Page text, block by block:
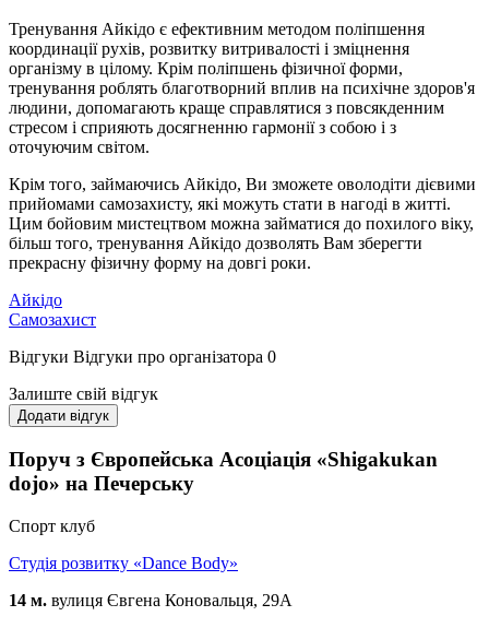
Тренування Айкідо є ефективним методом поліпшення
координації рухів, розвитку витривалості і зміцнення
організму в цілому. Крім поліпшень фізичної форми,
тренування роблять благотворний вплив на психічне здоров'я
людини, допомагають краще справлятися з повсякденним
стресом і сприяють досягненню гармонії з собою і з
оточуючим світом.
Крім того, займаючись Айкідо, Ви зможете оволодіти дієвими
прийомами самозахисту, які можуть стати в нагоді в житті.
Цим бойовим мистецтвом можна займатися до похилого віку,
більш того, тренування Айкідо дозволять Вам зберегти
прекрасну фізичну форму на довгі роки.
Айкідо
Самозахист
Відгуки Відгуки про організатора 0
Залиште свій відгук
Додати відгук
Поруч з Європейська Асоціація «Shigakukan
dojo» на Печерську
Спорт клуб
Студія розвитку «Dance Body»
14 м. вулиця Євгена Коновальця, 29А